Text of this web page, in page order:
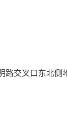
交叉口东北侧